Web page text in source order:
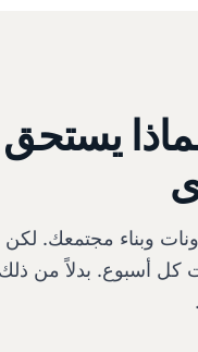
يستحق
وبناء مجتمعك. لكن
كل أسبوع. بدلاً من